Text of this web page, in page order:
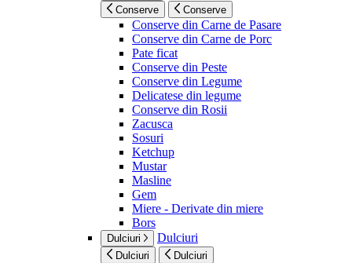
Conserve Conserve
Conserve din Carne de Pasare
Conserve din Carne de Porc
Pate ficat
Conserve din Peste
Conserve din Legume
Delicatese din legume
Conserve din Rosii
Zacusca
Sosuri
Ketchup
Mustar
Masline
Gem
Miere - Derivate din miere
Bors
Dulciuri Dulciuri
Dulciuri Dulciuri